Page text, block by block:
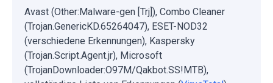
Avast (Other:Malware-gen [Trj]), Combo Cleaner
(Trojan.GenericKD.65264047), ESET-NOD32
(verschiedene Erkennungen), Kaspersky
(Trojan.Script.Agent.jr), Microsoft
(TrojanDownloader:O97M/Qakbot.SS!MTB),